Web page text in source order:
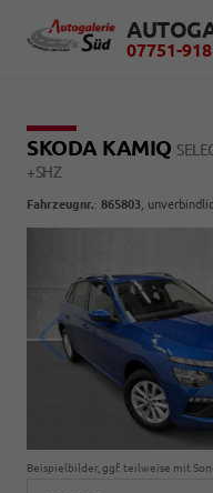
07751-
SKODA KAMIQ
+SHZ
Fahrzeugnr.: 865803 ,
Beispielbilder, ggf. teilweise mit